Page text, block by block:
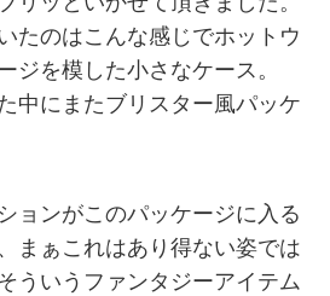
たのはこんな感じでホットウ
ジを模した小さなケース。
中にまたブリスター風パッケ
ョンがこのパッケージに入る
まぁこれはあり得ない姿では
ういうファンタジーアイテム